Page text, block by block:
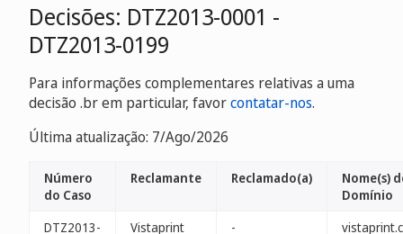
Decisões: DTZ2013-0001 -
DTZ2013-0199
Para informações complementares relativas a uma
decisão .br em particular, favorcontatar-nos.
Última atualização: 7/Ago/2026
Número
do Caso
Reclamante Reclamado(a)
Nome(s)
Domínio
DTZ2013-
Vistaprint
-